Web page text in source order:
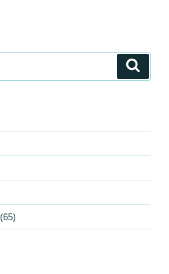
(65)